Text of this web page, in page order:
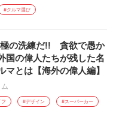
#クルマ選び
の洗練だ!! 貪欲で愚か
の偉人たちが残した名
とは【海外の偉人編】
#デザイン #スーパーカー